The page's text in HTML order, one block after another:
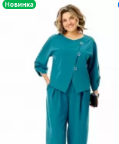
Новинка